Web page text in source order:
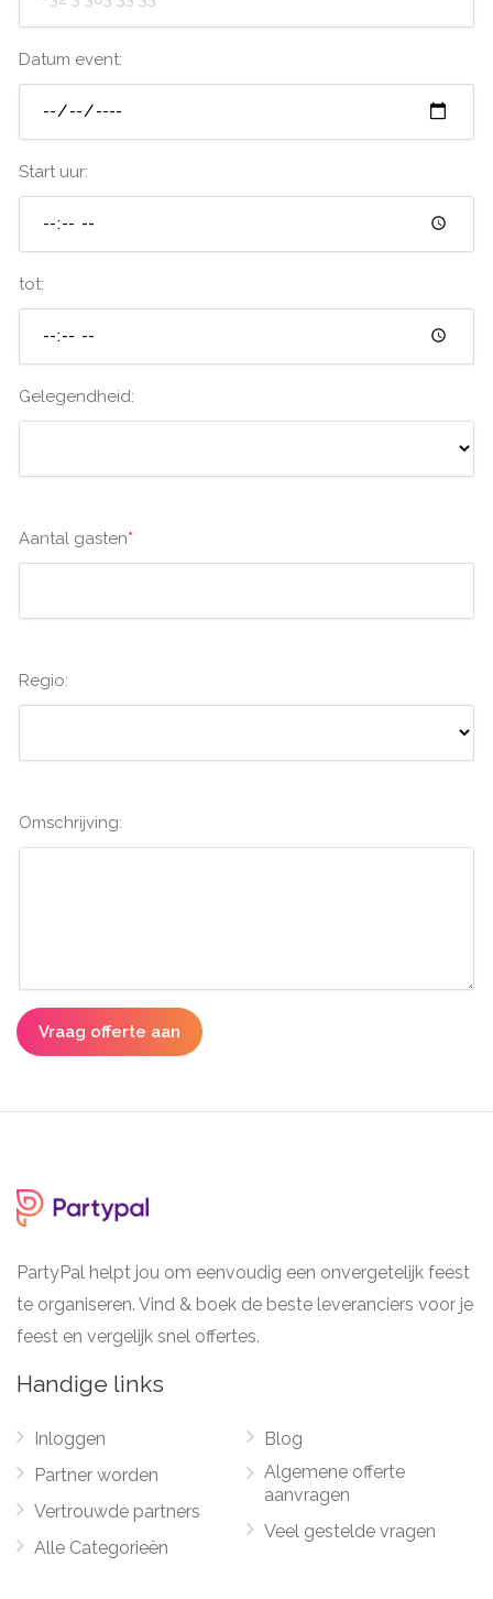
Datum event:
Start uur:
tot:
Gelegendheid:
Aantal gasten*
Regio:
Omschrijving:
Vraag offerte aan
PartyPal helpt jou om eenvoudig een onvergetelijk feest
te organiseren. Vind & boek de beste leveranciers voor je
feest en vergelijk snel offertes.
Handige links
Inloggen
Partner worden
Vertrouwde partners
Alle Categorieën
Blog
Algemene offerte
aanvragen
Veel gestelde vragen